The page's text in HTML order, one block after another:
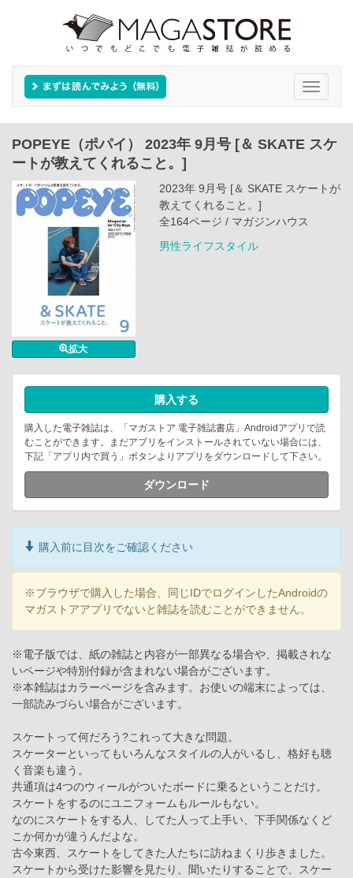
Toggle
POPEYE（ポパイ） 2023年 9月号 [＆ SKATE スケ
ートが教えてくれること。]
拡大
2023年 9月号 [＆ SKATE スケートが
教えてくれること。]
全164ページ / マガジンハウス
男性ライフスタイル
購入する
購入した電子雑誌は、「マガストア 電子雑誌書店」Androidアプリで読
むことができます。まだアプリをインストールされていない場合には、
下記「アプリ内で買う」ボタンよりアプリをダウンロードして下さい。
ダウンロード
購入前に目次をご確認ください
※ブラウザで購入した場合、同じIDでログインしたAndroidの
マガストアアプリでないと雑誌を読むことができません。
※電子版では、紙の雑誌と内容が一部異なる場合や、掲載されな
いページや特別付録が含まれない場合がございます。
※本雑誌はカラーページを含みます。お使いの端末によっては、
一部読みづらい場合がございます。
スケートって何だろう?これって大きな問題。
スケーターといってもいろんなスタイルの人がいるし、格好も聴
く音楽も違う。
共通項は4つのウィールがついたボードに乗るということだけ。
スケートをするのにユニフォームもルールもない。
なのにスケートをする人、してた人って上手い、下手関係なくど
こか何かが違うんだよな。
古今東西、スケートをしてきた人たちに訪ねまくり歩きました。
スケートから受けた影響を見たり、聞いたりすることで、スケー